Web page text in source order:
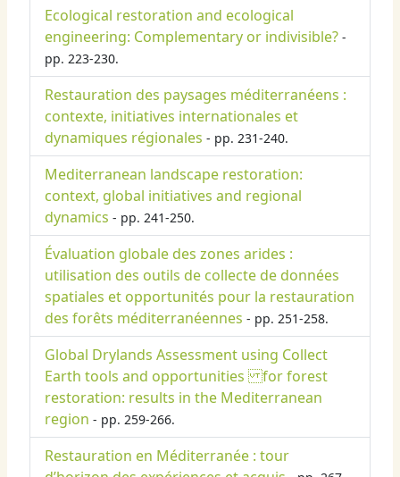
Ecological restoration and ecological
engineering: Complementary or indivisible? -
pp. 223-230.
Restauration des paysages méditerranéens :
contexte, initiatives internationales et
dynamiques régionales - pp. 231-240.
Mediterranean landscape restoration:
context, global initiatives and regional
dynamics - pp. 241-250.
Évaluation globale des zones arides :
utilisation des outils de collecte de données
spatiales et opportunités pour la restauration
des forêts méditerranéennes - pp. 251-258.
Global Drylands Assessment using Collect
Earth tools and opportunities for forest
restoration: results in the Mediterranean
region - pp. 259-266.
Restauration en Méditerranée : tour